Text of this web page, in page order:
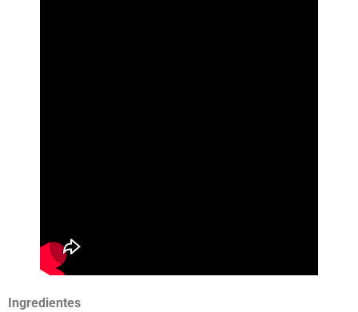
Ingredientes